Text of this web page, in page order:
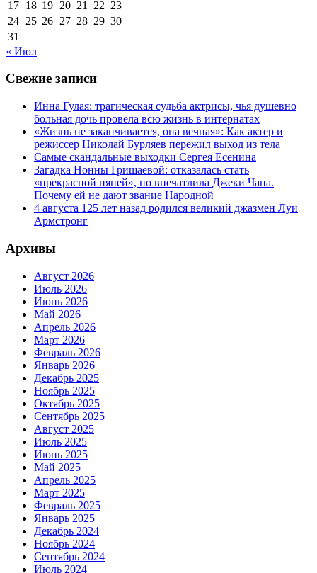
17 18 19 20 21 22 23
24 25 26 27 28 29 30
31
« Июл
Свежие записи
Инна Гулая: трагическая судьба актрисы, чья душевно
больная дочь провела всю жизнь в интернатах
«Жизнь не заканчивается, она вечная»: Как актер и
режиссер Николай Бурляев пережил выход из тела
Самые скандальные выходки Сергея Есенина
Загадка Нонны Гришаевой: отказалась стать
«прекрасной няней», но впечатлила Джеки Чана.
Почему ей не дают звание Народной
4 августа 125 лет назад родился великий джазмен Луи
Армстронг
Архивы
Август 2026
Июль 2026
Июнь 2026
Май 2026
Апрель 2026
Март 2026
Февраль 2026
Январь 2026
Декабрь 2025
Ноябрь 2025
Октябрь 2025
Сентябрь 2025
Август 2025
Июль 2025
Июнь 2025
Май 2025
Апрель 2025
Март 2025
Февраль 2025
Январь 2025
Декабрь 2024
Ноябрь 2024
Сентябрь 2024
Июль 2024